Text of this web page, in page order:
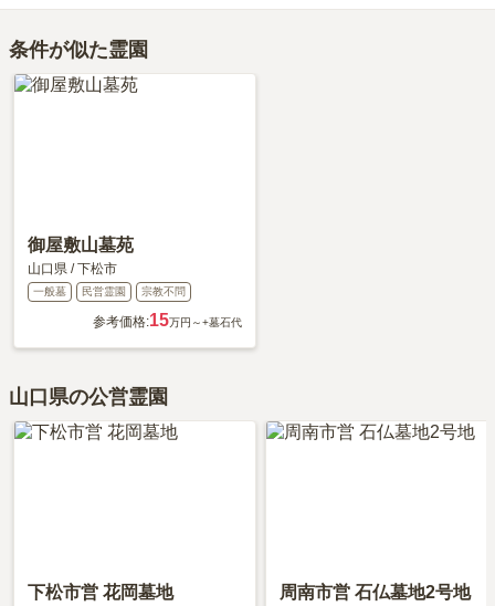
りません。大切なのは、ご家族が心から納得し、安心してお参りで
きる場所を選ぶことです。
詳しいルートや地図は、本ページの「地図・交通アクセス」欄をご
確認ください。
口コミはあくまで一つの目安です。資料請求や現地見学を通して、
ご自身の目で雰囲気を確認してみることをおすすめします。
条件が似た霊園
御屋敷山墓苑
山口県 /下松市
一般墓 民営霊園 宗教不問
参考価格:15万円～+墓石代
山口県の公営霊園
下松市営 花岡墓地 周南市営 石仏墓地2号地